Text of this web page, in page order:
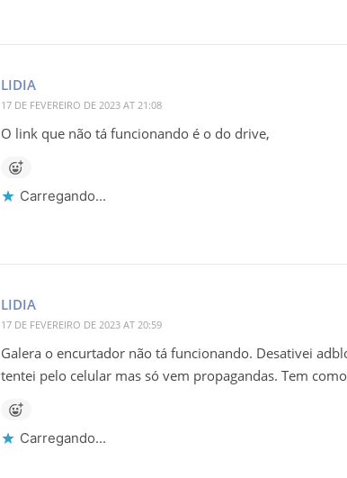
LIDIA
17 DE FEVEREIRO DE 2023 AT 21:08
O link que não tá funcionando é o do drive,
Carregando...
LIDIA
17 DE FEVEREIRO DE 2023 AT 20:59
Galera o encurtador não tá funcionando. Desativei
tentei pelo celular mas só vem propagandas. Tem
Carregando...